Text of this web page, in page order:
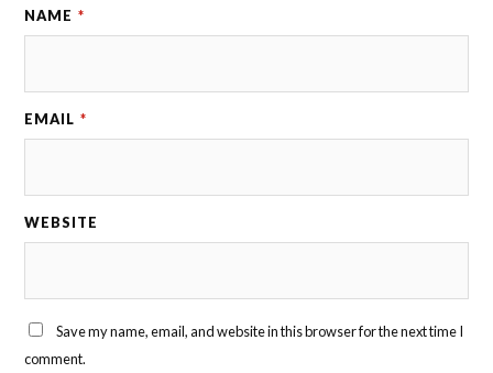
NAME *
EMAIL *
WEBSITE
Save my name, email, and website in this browser for the next time I
comment.